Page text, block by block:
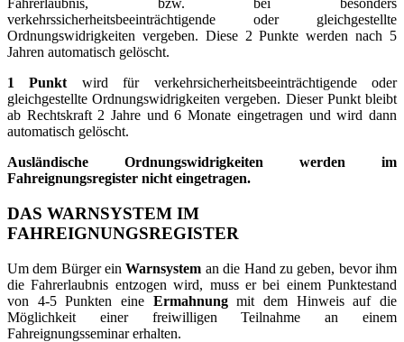
Fahrerlaubnis, bzw. bei besonders
verkehrssicherheitsbeeinträchtigende oder gleichgestellte
Ordnungswidrigkeiten vergeben. Diese 2 Punkte werden nach 5
Jahren automatisch gelöscht.
1 Punkt wird für verkehrsicherheitsbeeinträchtigende oder
gleichgestellte Ordnungswidrigkeiten vergeben. Dieser Punkt bleibt
ab Rechtskraft 2 Jahre und 6 Monate eingetragen und wird dann
automatisch gelöscht.
Ausländische Ordnungswidrigkeiten werden im
Fahreignungsregister nicht eingetragen.
DAS WARNSYSTEM IM
FAHREIGNUNGSREGISTER
Um dem Bürger einWarnsystem an die Hand zu geben, bevor ihm
die Fahrerlaubnis entzogen wird, muss er bei einem Punktestand
von 4-5 Punkten eine Ermahnungmit dem Hinweis auf die
Möglichkeit einer freiwilligen Teilnahme an einem
Fahreignungsseminar erhalten.